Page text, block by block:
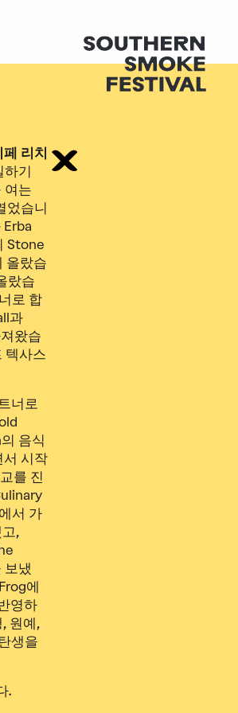
리치
기
여는
었습니
Stone
올랐습
랐습
로 합
과
왔습
텍사스
너로
음식
서 시작
를 진
서 가
,
보냈
에
영하
원예,
생을
.